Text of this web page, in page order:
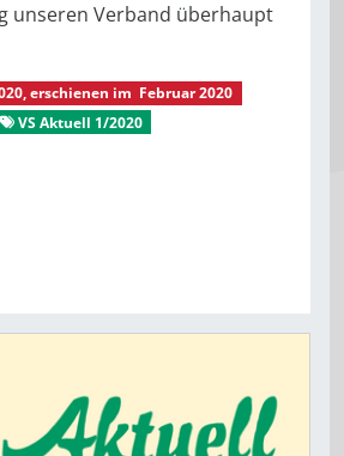
unseren Verband überhaupt
, erschienen im Februar 2020
VS Aktuell 1/2020